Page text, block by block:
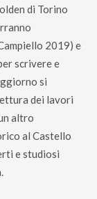
di Torino
2019) e
scrivere e
si
dei lavori
altro
al Castello
e studiosi